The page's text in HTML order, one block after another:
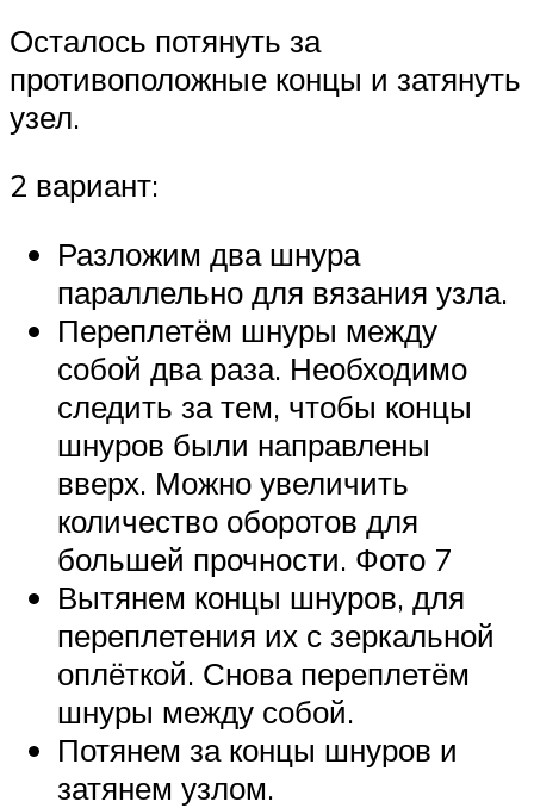
Осталось потянуть за
противоположные концы и затянуть
узел.
2 вариант:
Разложим два шнура
параллельно для вязания узла.
Переплетём шнуры между
собой два раза. Необходимо
следить за тем, чтобы концы
шнуров были направлены
вверх. Можно увеличить
количество оборотов для
большей прочности. Фото 7
Вытянем концы шнуров, для
переплетения их с зеркальной
оплёткой. Снова переплетём
шнуры между собой.
Потянем за концы шнуров и
затянем узлом.